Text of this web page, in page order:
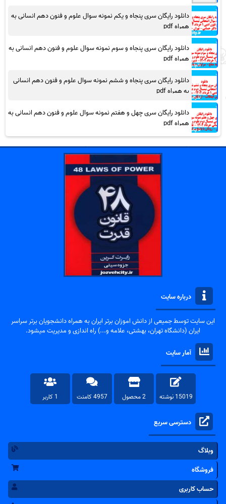
دانلود رایگان سری پنجاه و یکم نمونه سوال علوم و فنون دهم انسانی به
همراه pdf
دانلود رایگان سری پنجاه و سوم نمونه سوال علوم و فنون دهم انسانی به
همراه pdf
دانلود رایگان سری پنجاه و ششم نمونه سوال علوم و فنون دهم انسانی
به همراه pdf
دانلود رایگان سری چهل و هفتم نمونه سوال علوم و فنون دهم انسانی به
همراه pdf
درباره سایت
این سایت توسط جمیعی از دانش اموزان برتر ایران به همراه دانشجویان برتر سراسر
ایران (دانشگاه تهران، بهشتی، علامه و...) راه اندازی و مدیریت میشود.
آمار سایت
15019 نوشته 2 محصول 4957 کامنت 1 کاربر
دسترسی سریع
وبلاگ
فروشگاه
حساب کاربری